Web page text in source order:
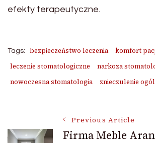
efekty terapeutyczne.
Tags: bezpieczeństwo leczenia
komfort
leczenie stomatologiczne
narkoza
nowoczesna stomatologia
znieczulenie
Post
Previous Article
Firma Meble